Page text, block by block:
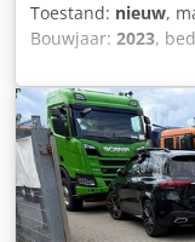
Toestand: nieuw,
Bouwjaar: 2023,
ladingzwaartepunt:
masttype:triplex,
batterijspanning:
voorbandmaat:
totaalgewicht:
4180-08577